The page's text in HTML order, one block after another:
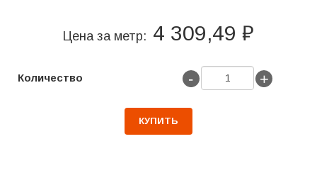
Цена за метр: 4 309,49 ₽
Количество - +
КУПИТЬ